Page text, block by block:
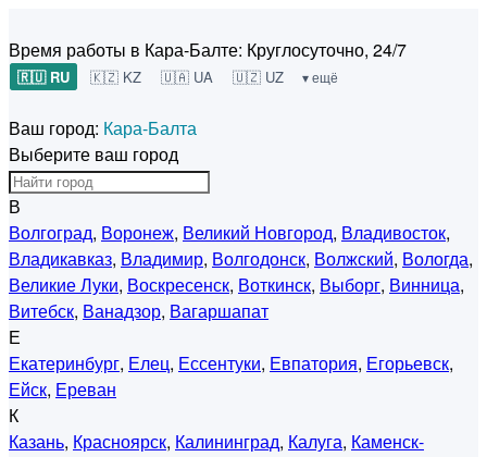
Время работы в Кара-Балте: Круглосуточно, 24/7
🇷🇺 RU 🇰🇿 KZ 🇺🇦 UA 🇺🇿 UZ ▾ ещё
Ваш город: Кара-Балта
Выберите ваш город
В
Волгоград, Воронеж, Великий Новгород, Владивосток,
Владикавказ, Владимир, Волгодонск, Волжский, Вологда,
Великие Луки, Воскресенск, Воткинск, Выборг, Винница,
Витебск, Ванадзор, Вагаршапат
Е
Екатеринбург, Елец, Ессентуки, Евпатория, Егорьевск,
Ейск, Ереван
К
Казань, Красноярск, Калининград, Калуга, Каменск-